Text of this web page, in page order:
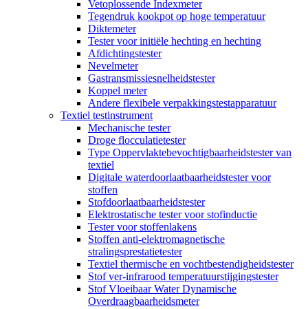
Vetoplossende Indexmeter
Tegendruk kookpot op hoge temperatuur
Diktemeter
Tester voor initiële hechting en hechting
Afdichtingstester
Nevelmeter
Gastransmissiesnelheidstester
Koppel meter
Andere flexibele verpakkingstestapparatuur
Textiel testinstrument
Mechanische tester
Droge flocculatietester
Type Oppervlaktebevochtigbaarheidstester van
textiel
Digitale waterdoorlaatbaarheidstester voor
stoffen
Stofdoorlaatbaarheidstester
Elektrostatische tester voor stofinductie
Tester voor stoffenlakens
Stoffen anti-elektromagnetische
stralingsprestatietester
Textiel thermische en vochtbestendigheidstester
Stof ver-infrarood temperatuurstijgingstester
Stof Vloeibaar Water Dynamische
Overdraagbaarheidsmeter